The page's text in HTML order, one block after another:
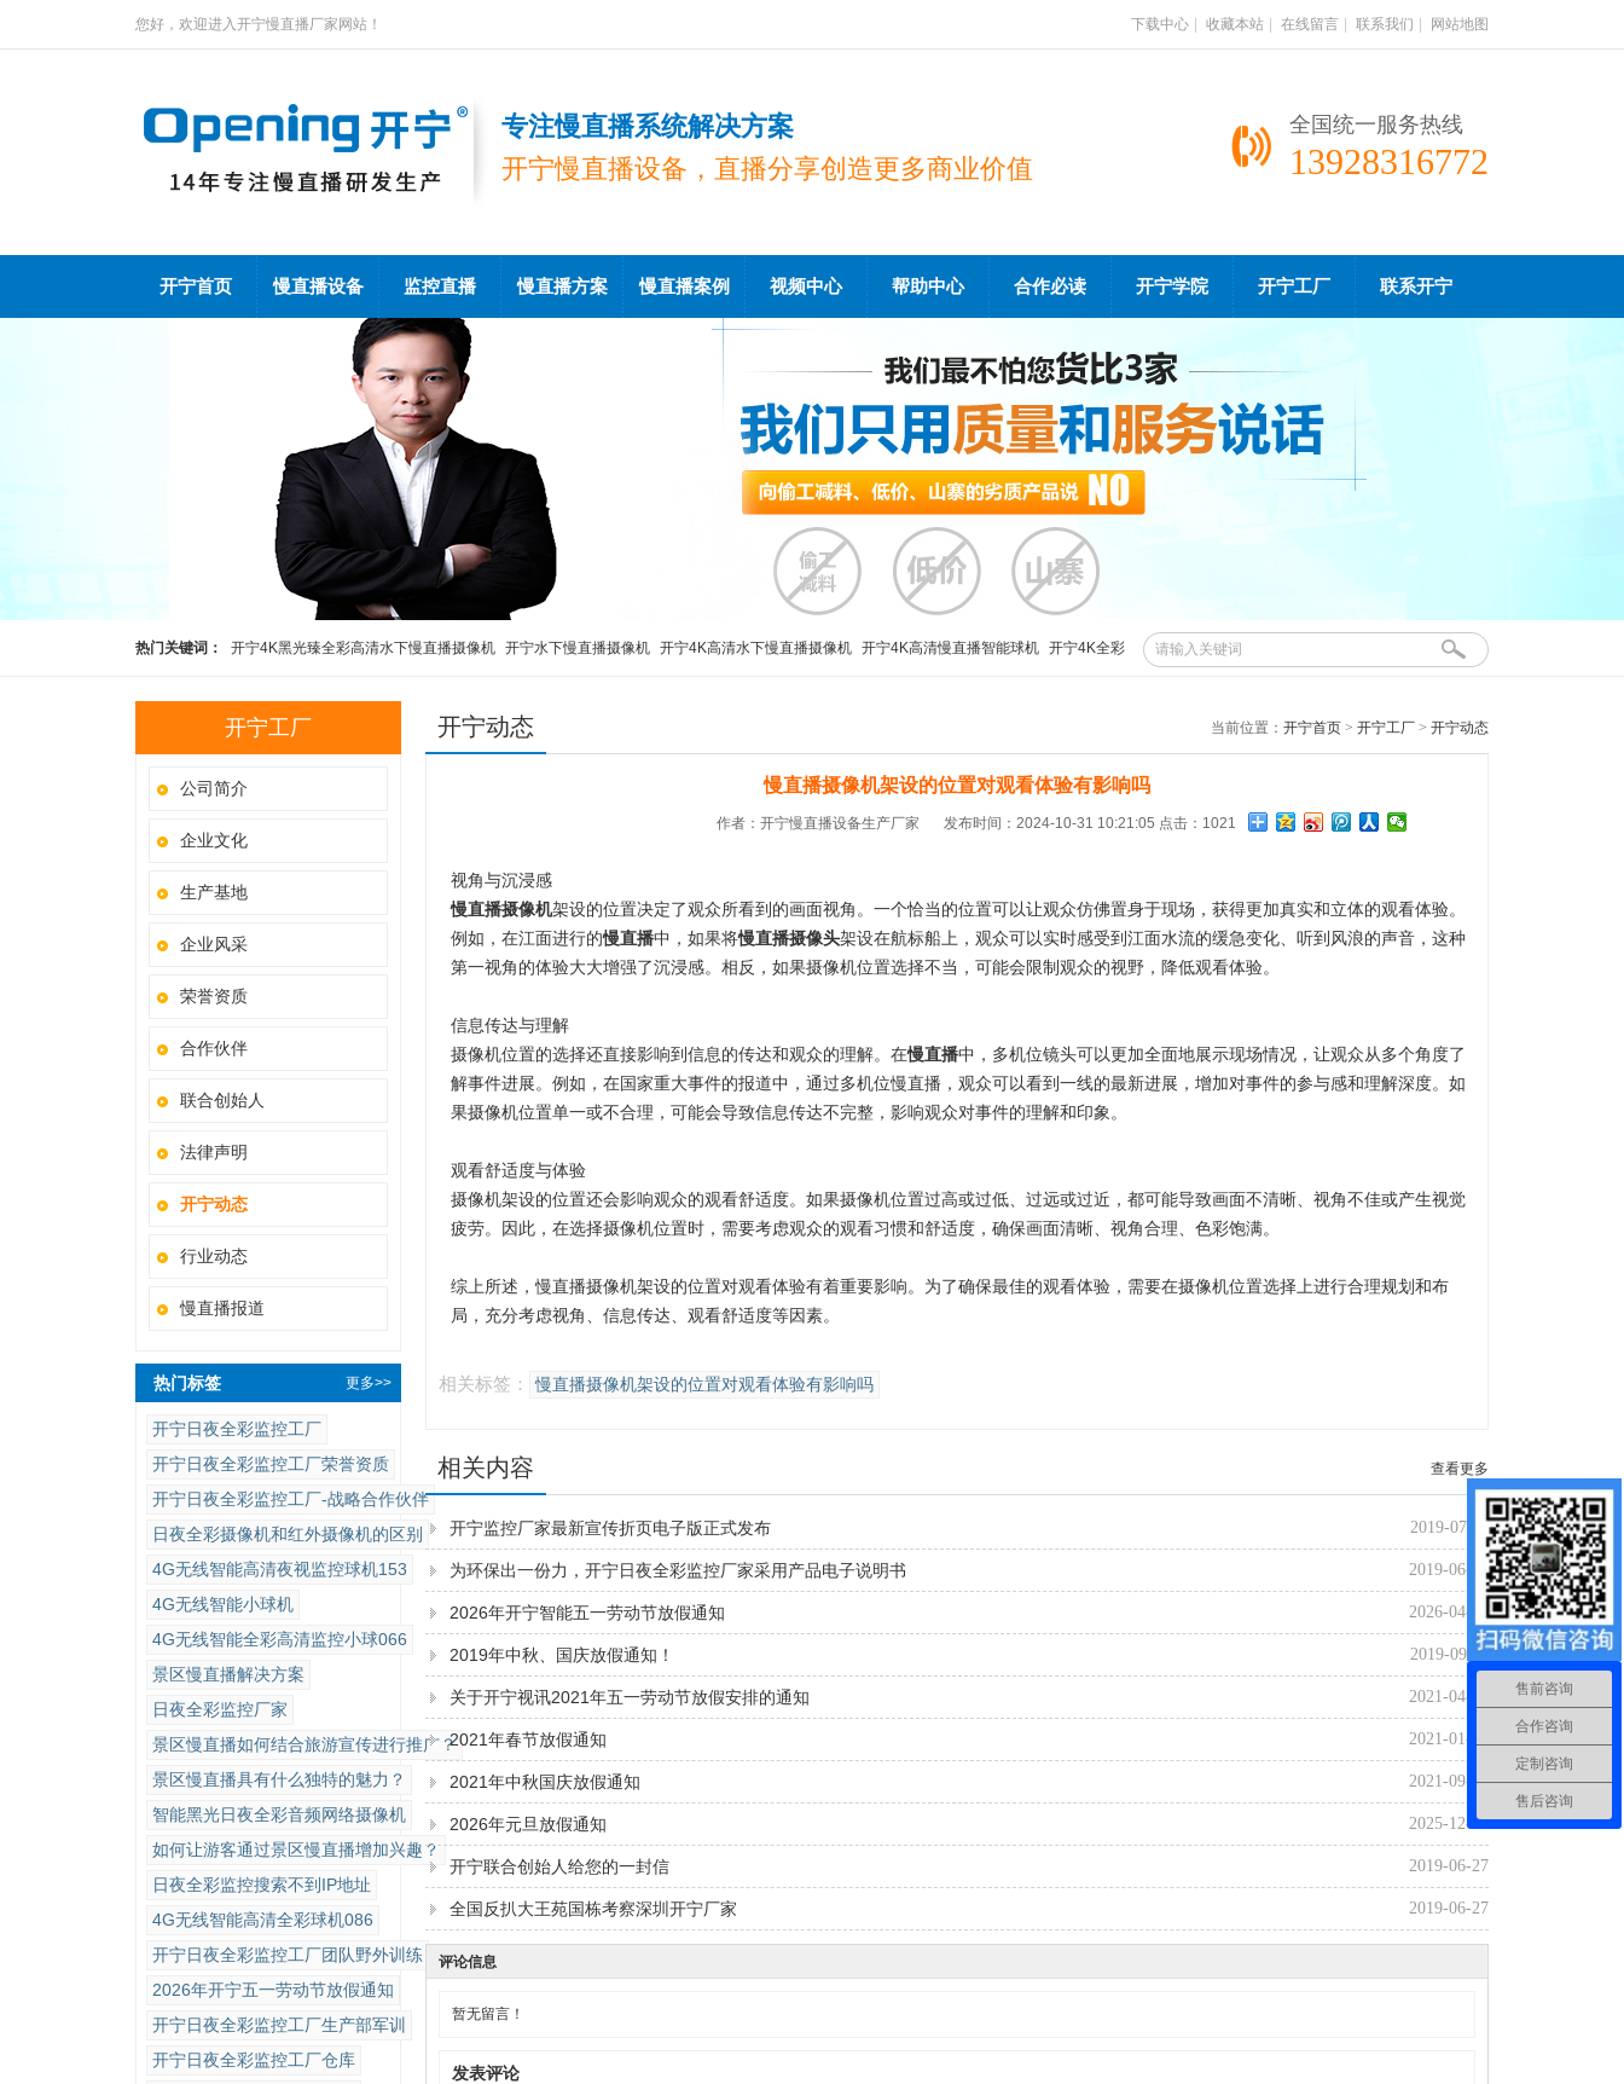
您好，欢迎进入开宁慢直播厂家网站！ 下载中心 收藏本站 在线留言 联系我们 网站地图
专注慢直播系统解决方案
开宁慢直播设备，直播分享创造更多商业价值
全国统一服务热线
13928316772
开宁首页 慢直播设备 监控直播 慢直播方案 慢直播案例 视频中心 帮助中心 合作必读 开宁学院 开宁工厂 联系开宁
热门关键词： 开宁4K黑光臻全彩高清水下慢直播摄像机 开宁水下慢直播摄像机 开宁4K高清水下慢直播摄像机 开宁4K高清慢直播智能球机 开宁4K全彩
高清慢直播智能球机 开宁4K黑光全彩慢直播智能球机
开宁工厂
公司简介
企业文化
生产基地
企业风采
荣誉资质
合作伙伴
联合创始人
法律声明
开宁动态
行业动态
慢直播报道
热门标签 更多>>
开宁日夜全彩监控工厂
开宁日夜全彩监控工厂荣誉资质
开宁日夜全彩监控工厂-战略合作伙伴
日夜全彩摄像机和红外摄像机的区别
4G无线智能高清夜视监控球机153
4G无线智能小球机
4G无线智能全彩高清监控小球066
景区慢直播解决方案
日夜全彩监控厂家
景区慢直播如何结合旅游宣传进行推广？
景区慢直播具有什么独特的魅力？
智能黑光日夜全彩音频网络摄像机
如何让游客通过景区慢直播增加兴趣？
日夜全彩监控搜索不到IP地址
4G无线智能高清全彩球机086
开宁日夜全彩监控工厂团队野外训练
2026年开宁五一劳动节放假通知
开宁日夜全彩监控工厂生产部军训
开宁日夜全彩监控工厂仓库
开宁动态 当前位置： 开宁首页 > 开宁工厂 > 开宁动态
慢直播摄像机架设的位置对观看体验有影响吗
作者：开宁慢直播设备生产厂家 发布时间：2024-10-31 10:21:05 点击：1021
视角与沉浸感
慢直播摄像机架设的位置决定了观众所看到的画面视角。一个恰当的位置可以让观众仿佛置身于现场，获得更加真实和立体的观看体验。
例如，在江面进行的慢直播中，如果将慢直播摄像头架设在航标船上，观众可以实时感受到江面水流的缓急变化、听到风浪的声音，这种
第一视角的体验大大增强了沉浸感。相反，如果摄像机位置选择不当，可能会限制观众的视野，降低观看体验。
信息传达与理解
摄像机位置的选择还直接影响到信息的传达和观众的理解。在慢直播中，多机位镜头可以更加全面地展示现场情况，让观众从多个角度了
解事件进展。例如，在国家重大事件的报道中，通过多机位慢直播，观众可以看到一线的最新进展，增加对事件的参与感和理解深度。如
果摄像机位置单一或不合理，可能会导致信息传达不完整，影响观众对事件的理解和印象。
观看舒适度与体验
摄像机架设的位置还会影响观众的观看舒适度。如果摄像机位置过高或过低、过远或过近，都可能导致画面不清晰、视角不佳或产生视觉
疲劳。因此，在选择摄像机位置时，需要考虑观众的观看习惯和舒适度，确保画面清晰、视角合理、色彩饱满。
综上所述，慢直播摄像机架设的位置对观看体验有着重要影响。为了确保最佳的观看体验，需要在摄像机位置选择上进行合理规划和布
局，充分考虑视角、信息传达、观看舒适度等因素。
相关标签： 慢直播摄像机架设的位置对观看体验有影响吗
相关内容 查看更多
2019-07-11
开宁监控厂家最新宣传折页电子版正式发布
2019-06-27
为环保出一份力，开宁日夜全彩监控厂家采用产品电子说明书
2026-04-22
2026年开宁智能五一劳动节放假通知
2019-09-11
2019年中秋、国庆放假通知！
2021-04-24
关于开宁视讯2021年五一劳动节放假安排的通知
2021-01-13
2021年春节放假通知
2021-09-14
2021年中秋国庆放假通知
2025-12-25
2026年元旦放假通知
2019-06-27
开宁联合创始人给您的一封信
2019-06-27
全国反扒大王苑国栋考察深圳开宁厂家
评论信息
暂无留言！
发表评论
售前咨询
合作咨询
定制咨询
售后咨询